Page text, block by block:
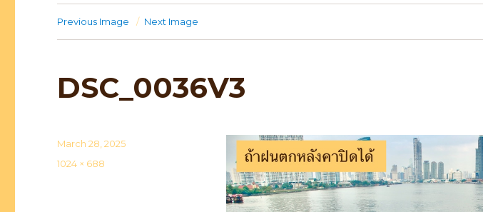
Previous Image Next Image
DSC_0036V3
Posted
on
March 28, 2025
Full
1024 × 688